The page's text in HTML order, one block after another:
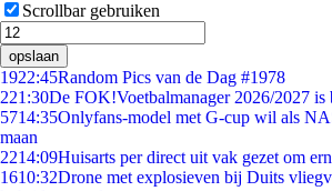
Scrollbar gebruiken
opslaan
1922:45Random Pics van de Dag #1978
221:30De FOK!Voetbalmanager 2026/2027 is
5714:35Onlyfans-model met G-cup wil als
maan
2214:09Huisarts per direct uit vak gezet om
1610:32Drone met explosieven bij Duits